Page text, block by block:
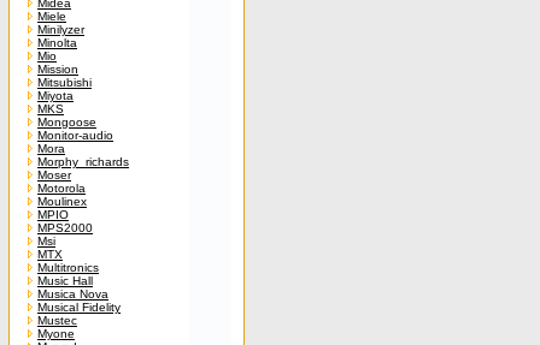
Midea
Miele
Minilyzer
Minolta
Mio
Mission
Mitsubishi
Miyota
MKS
Mongoose
Monitor-audio
Mora
Morphy_richards
Moser
Motorola
Moulinex
MPIO
MPS2000
Msi
MTX
Multitronics
Music Hall
Musica Nova
Musical Fidelity
Mustec
Myone